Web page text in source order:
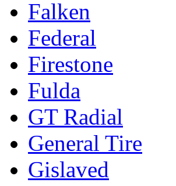
Falken
Federal
Firestone
Fulda
GT Radial
General Tire
Gislaved